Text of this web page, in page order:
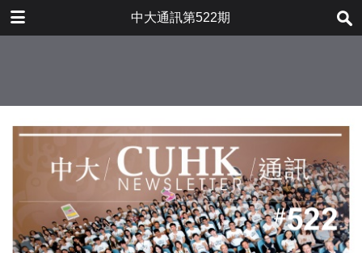
中大通訊第522期
nsl522.pdf 15.2 MB
目录
遇見中大新鮮人
移植微生物減肥
宣布事項